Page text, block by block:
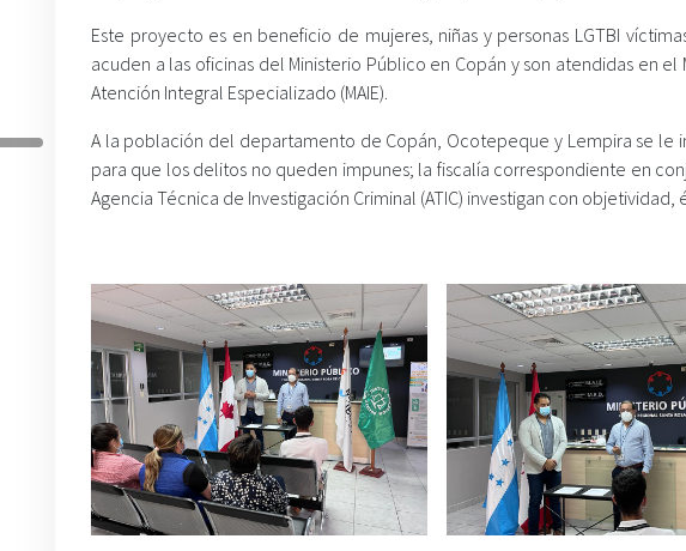
Este proyecto es en beneficio de mujeres, niñas y personas LGTBI
acuden a las oficinas del Ministerio Público en Copán y son atendidas en
Atención Integral Especializado (MAIE).
A la población del departamento de Copán, Ocotepeque y Lempira se le
para que los delitos no queden impunes; la fiscalía correspondiente en
Agencia Técnica de Investigación Criminal (ATIC) investigan con